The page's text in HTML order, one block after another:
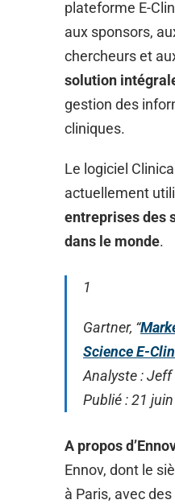
plateforme E-
aux sponsors,
chercheurs et
solution
gestion des
cliniques.
Le logiciel
actuellement
entreprises des
dans le monde.
1
Gartner, “
Science E-
Analyste : Jeff
Publié : 21
A propos
Ennov, dont le
à Paris, avec